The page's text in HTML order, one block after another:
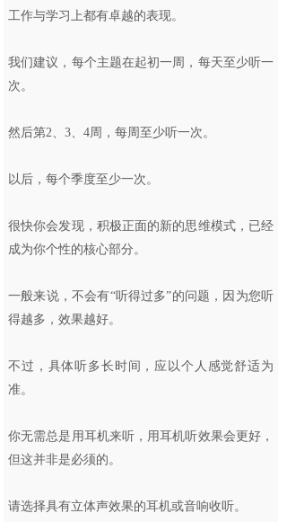
工作与学习上都有卓越的表现。
我们建议，每个主题在起初一周，每天至少听一
次。
然后第2、3、4周，每周至少听一次。
以后，每个季度至少一次。
很快你会发现，积极正面的新的思维模式，已经
成为你个性的核心部分。
一般来说，不会有“听得过多”的问题，因为您听
得越多，效果越好。
不过，具体听多长时间，应以个人感觉舒适为
准。
你无需总是用耳机来听，用耳机听效果会更好，
但这并非是必须的。
请选择具有立体声效果的耳机或音响收听。